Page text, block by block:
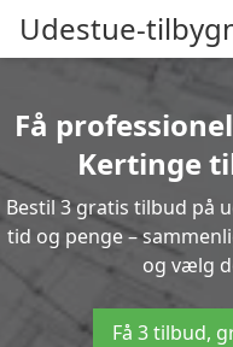
Udestue-
Få
Kertinge
Bestil 3 gratis tilbud på
tid og penge –
og vælg
Få 3 tilbud,